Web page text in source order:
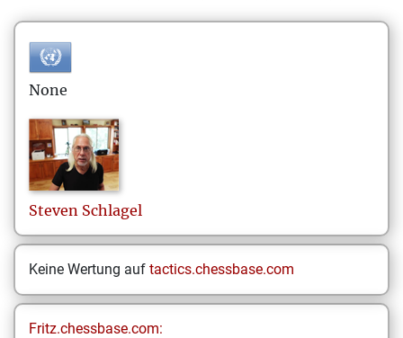
None
Steven Schlagel
Keine Wertung auf tactics.chessbase.com
Fritz.chessbase.com: